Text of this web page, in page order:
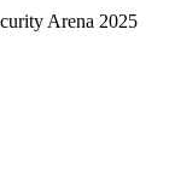
Arena 2025